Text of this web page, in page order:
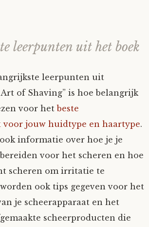
leerpunten uit het boek
leerpunten uit
of Shaving” is hoe belangrijk
voor hetbeste
voor jouw huidtype en haartype.
informatie over hoe je je
voor het scheren en hoe
scheren om irritatie te
ook tips gegeven voor het
je scheerapparaat en het
scheerproducten die